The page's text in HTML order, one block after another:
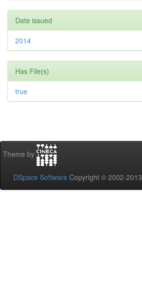
Date issued
2014
Has File(s)
true
Theme by
DSpace Software Copyright © 2002-2013